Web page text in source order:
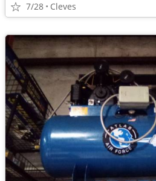
7/28 Cleves